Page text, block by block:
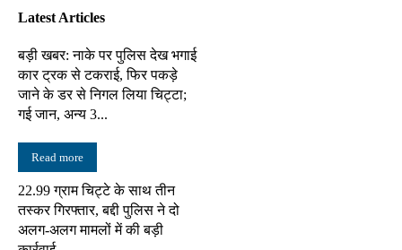
Latest Articles
बड़ी खबर: नाके पर पुलिस देख भगाई
कार ट्रक से टकराई, फिर पकड़े
जाने के डर से निगल लिया चिट्टा;
गई जान, अन्य 3...
Read more
22.99 ग्राम चिट्टे के साथ तीन
तस्कर गिरफ्तार, बद्दी पुलिस ने दो
अलग-अलग मामलों में की बड़ी